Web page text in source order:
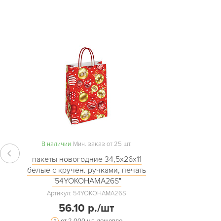
В наличии Мин. заказ от 25 шт.
пакеты новогодние 34,5х26х11
белые с кручен. ручками, печать
"54YOKOHAMA26S"
Артикул: 54YOKOHAMA26S
56.10 р./шт